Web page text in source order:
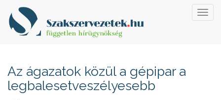
Az ágazatok közül a gépipar a
legbalesetveszélyesebb